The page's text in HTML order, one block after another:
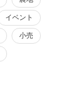
イベント
小売